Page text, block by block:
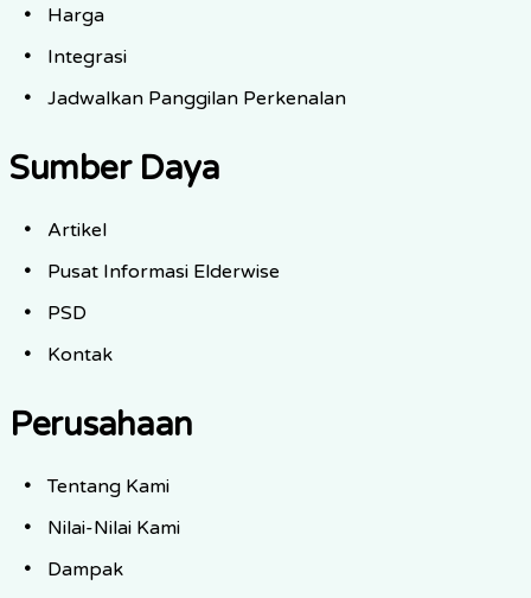
Harga
Integrasi
Jadwalkan Panggilan Perkenalan
Sumber Daya
Artikel
Pusat Informasi Elderwise
PSD
Kontak
Perusahaan
Tentang Kami
Nilai-Nilai Kami
Dampak